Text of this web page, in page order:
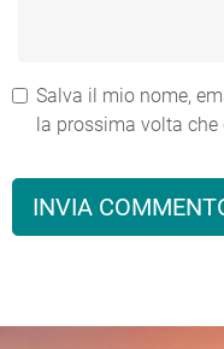
Salva il mio nome,
la prossima volta che